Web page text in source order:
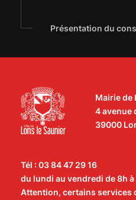
Présentation du
Mairie de
4 avenue
39000
Tél : 03 84 47 29 16
du lundi au vendredi de 8h à
Attention, certains services